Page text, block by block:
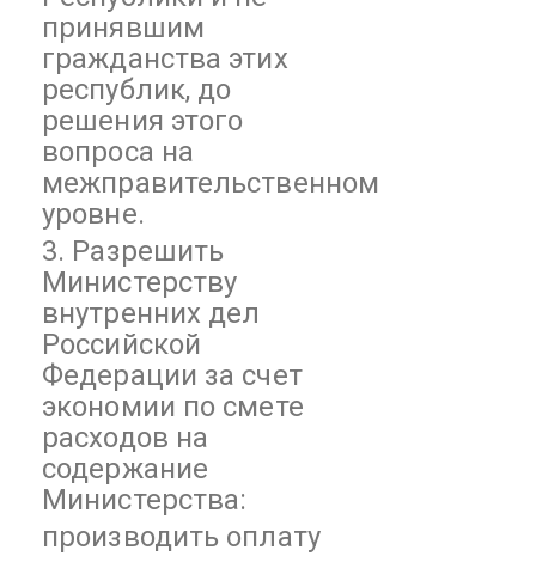
принявшим
гражданства этих
республик, до
решения этого
вопроса на
межправительственном
уровне.
3. Разрешить
Министерству
внутренних дел
Российской
Федерации за счет
экономии по смете
расходов на
содержание
Министерства:
производить оплату